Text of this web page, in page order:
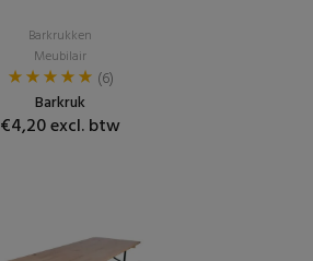
Barkrukken
Meubilair
(6)
Barkruk
€4,20 excl. btw